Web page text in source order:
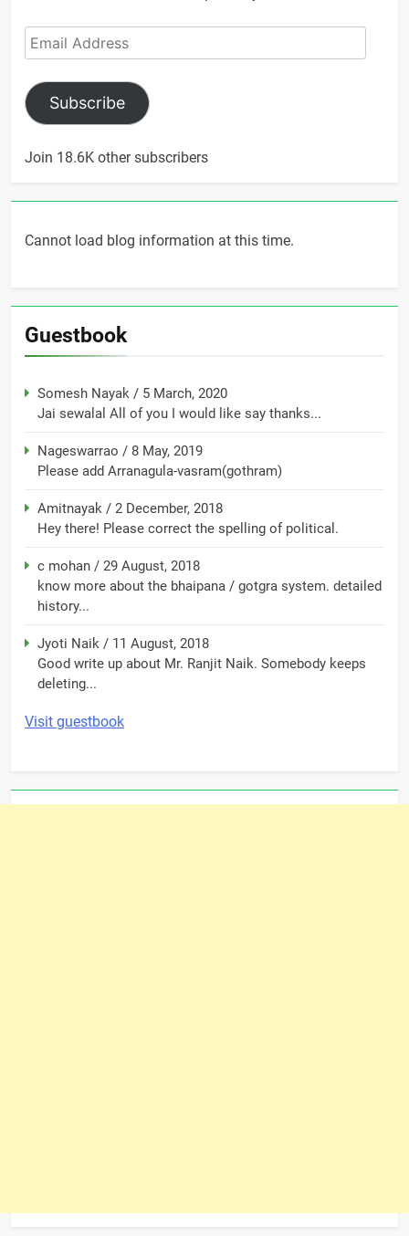
Email
Address
Subscribe
Join 18.6K other subscribers
Cannot load blog information at this time.
Guestbook
Somesh Nayak / 5 March, 2020
Jai sewalal All of you I would like say thanks...
Nageswarrao / 8 May, 2019
Please add Arranagula-vasram(gothram)
Amitnayak / 2 December, 2018
Hey there! Please correct the spelling of political.
c mohan / 29 August, 2018
know more about the bhaipana / gotgra system. detailed
history...
Jyoti Naik / 11 August, 2018
Good write up about Mr. Ranjit Naik. Somebody keeps
deleting...
Visit guestbook